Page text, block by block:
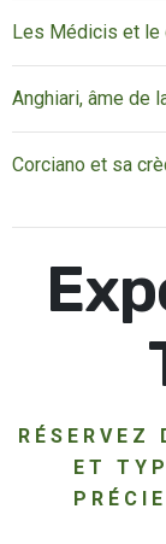
Les Médicis et le
Anghiari, âme de
Corciano et sa
RÉSERVEZ
ET